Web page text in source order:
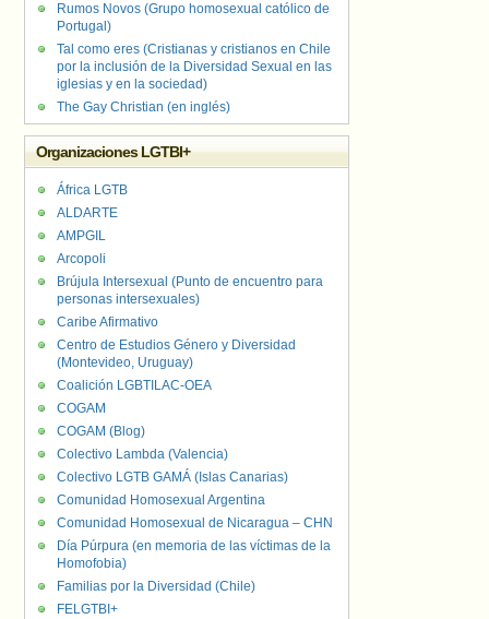
Rumos Novos (Grupo homosexual católico de
Portugal)
Tal como eres (Cristianas y cristianos en Chile
por la inclusión de la Diversidad Sexual en las
iglesias y en la sociedad)
The Gay Christian (en inglés)
Organizaciones LGTBI+
África LGTB
ALDARTE
AMPGIL
Arcopoli
Brújula Intersexual (Punto de encuentro para
personas intersexuales)
Caribe Afirmativo
Centro de Estudios Género y Diversidad
(Montevideo, Uruguay)
Coalición LGBTILAC-OEA
COGAM
COGAM (Blog)
Colectivo Lambda (Valencia)
Colectivo LGTB GAMÁ (Islas Canarias)
Comunidad Homosexual Argentina
Comunidad Homosexual de Nicaragua – CHN
Día Púrpura (en memoria de las víctimas de la
Homofobia)
Familias por la Diversidad (Chile)
FELGTBI+